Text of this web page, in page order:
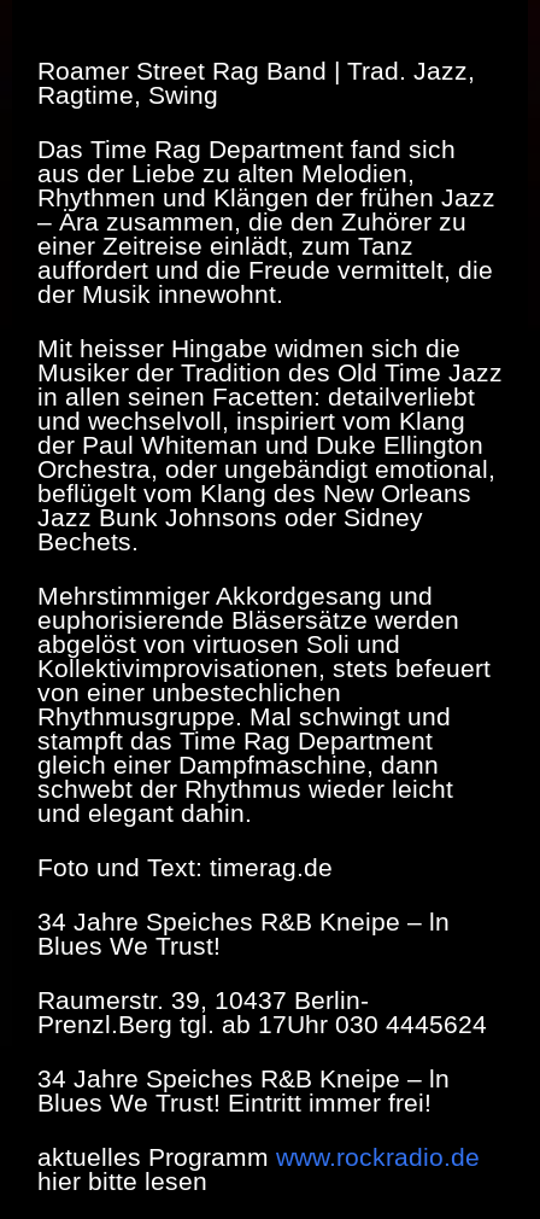
Roamer Street Rag Band | Trad. Jazz,
Ragtime, Swing
Das Time Rag Department fand sich
aus der Liebe zu alten Melodien,
Rhythmen und Klängen der frühen Jazz
– Ära zusammen, die den Zuhörer zu
einer Zeitreise einlädt, zum Tanz
auffordert und die Freude vermittelt, die
der Musik innewohnt.
Mit heisser Hingabe widmen sich die
Musiker der Tradition des Old Time Jazz
in allen seinen Facetten: detailverliebt
und wechselvoll, inspiriert vom Klang
der Paul Whiteman und Duke Ellington
Orchestra, oder ungebändigt emotional,
beflügelt vom Klang des New Orleans
Jazz Bunk Johnsons oder Sidney
Bechets.
Mehrstimmiger Akkordgesang und
euphorisierende Bläsersätze werden
abgelöst von virtuosen Soli und
Kollektivimprovisationen, stets befeuert
von einer unbestechlichen
Rhythmusgruppe. Mal schwingt und
stampft das Time Rag Department
gleich einer Dampfmaschine, dann
schwebt der Rhythmus wieder leicht
und elegant dahin.
Foto und Text: timerag.de
34 Jahre Speiches R&B Kneipe – ln
Blues We Trust!
Raumerstr. 39, 10437 Berlin-
Prenzl.Berg tgl. ab 17Uhr 030 4445624
34 Jahre Speiches R&B Kneipe – ln
Blues We Trust! Eintritt immer frei!
aktuelles Programm www.rockradio.de
hier bitte lesen